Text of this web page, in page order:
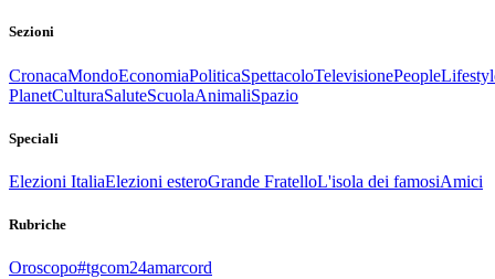
Sezioni
CronacaMondoEconomiaPoliticaSpettacoloTelevisionePeople
PlanetCulturaSaluteScuolaAnimaliSpazio
Speciali
Elezioni ItaliaElezioni esteroGrande FratelloL'isola dei famosiAmici
Rubriche
Oroscopo#tgcom24amarcord